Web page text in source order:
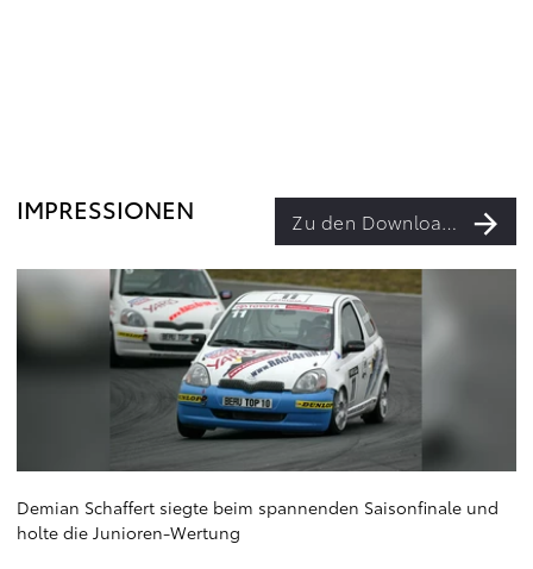
IMPRESSIONEN Zu den Downloads
Demian Schaffert siegte beim spannenden Saisonfinale und
holte die Junioren-Wertung